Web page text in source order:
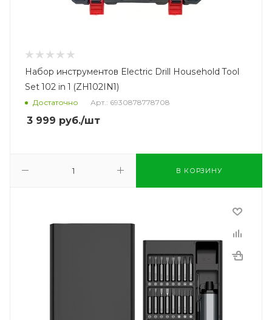
Набор инструментов Electric Drill Household Tool
Set 102 in 1 (ZH102IN1)
Достаточно Арт.: 6930878778708
3 999 руб./шт
В КОРЗИНУ